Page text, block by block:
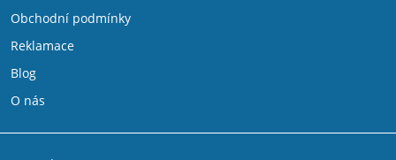
Obchodní podmínky
Reklamace
Blog
O nás